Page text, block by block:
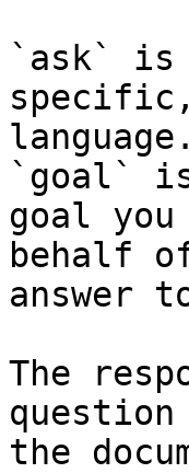
`ask` is
language.
`goal`
goal
behalf
answer
The
the